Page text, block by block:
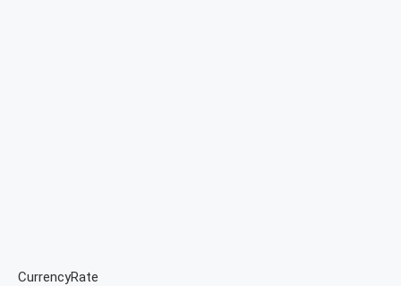
CurrencyRate